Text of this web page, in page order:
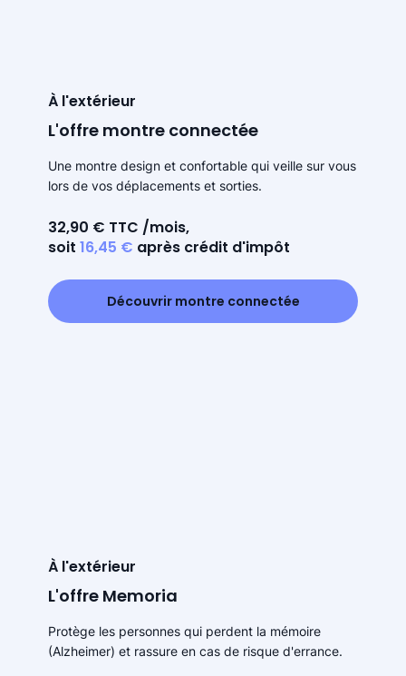
À l'extérieur
L'offre montre connectée
Une montre design et confortable qui veille sur vous
lors de vos déplacements et sorties.
32,90 € TTC /mois,
soit 16,45 € après crédit d'impôt
Découvrir montre connectée
À l'extérieur
L'offre Memoria
Protège les personnes qui perdent la mémoire
(Alzheimer) et rassure en cas de risque d'errance.